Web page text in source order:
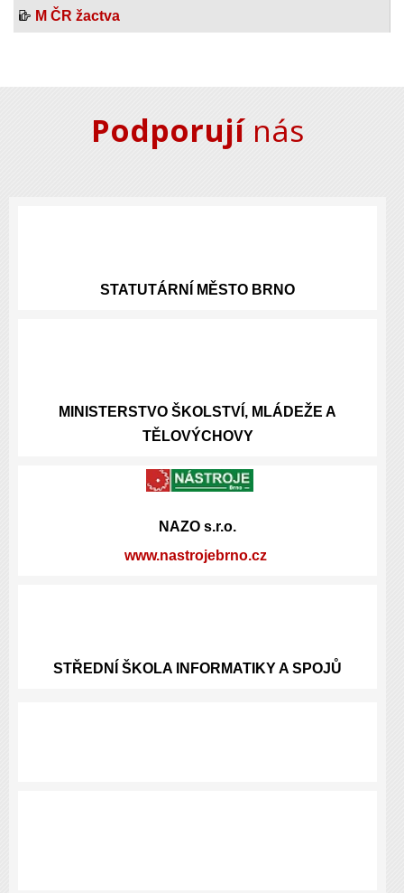
M ČR žactva
Podporujínás
STATUTÁRNÍ MĚSTO BRNO
MINISTERSTVO ŠKOLSTVÍ, MLÁDEŽE A
TĚLOVÝCHOVY
NAZO s.r.o.
www.nastrojebrno.cz
STŘEDNÍ ŠKOLA INFORMATIKY A SPOJŮ